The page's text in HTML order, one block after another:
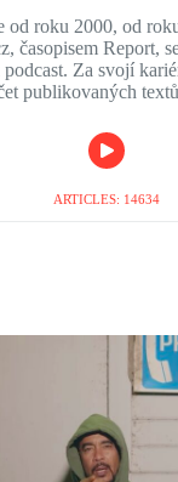
od roku 2000, od
časopisem Report,
Za svojí
publikovaných
ARTICLES: 14634